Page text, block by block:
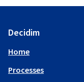
Decidim
Home
Processes